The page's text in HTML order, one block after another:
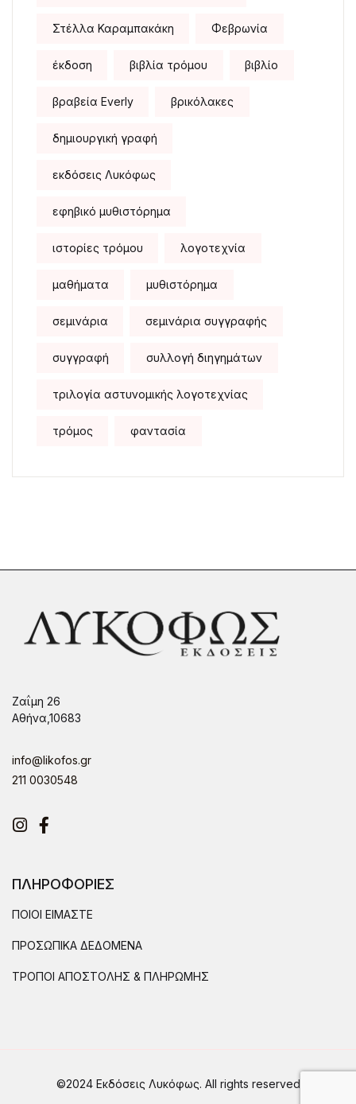
Στέλλα Καραμπακάκη Φεβρωνία
έκδοση βιβλία τρόμου βιβλίο
βραβεία Everly βρικόλακες
δημιουργική γραφή
εκδόσεις Λυκόφως
εφηβικό μυθιστόρημα
ιστορίες τρόμου λογοτεχνία
μαθήματα μυθιστόρημα
σεμινάρια σεμινάρια συγγραφής
συγγραφή συλλογή διηγημάτων
τριλογία αστυνομικής λογοτεχνίας
τρόμος φαντασία
Ζαΐμη 26
Αθήνα,10683
info@likofos.gr
211 0030548
Instagram
Facebook
ΠΛΗΡΟΦΟΡΙΕΣ
ΠΟΙΟΙ ΕΙΜΑΣΤΕ
ΠΡΟΣΩΠΙΚΑ ΔΕΔΟΜΕΝΑ
ΤΡΟΠΟΙ ΑΠΟΣΤΟΛΗΣ & ΠΛΗΡΩΜΗΣ
©2024 Εκδόσεις Λυκόφως. All rights reserved